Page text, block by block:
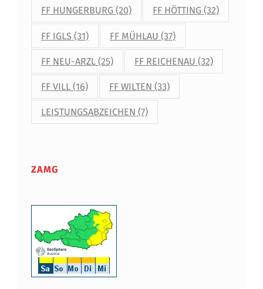
FF HUNGERBURG(20) FF HÖTTING (32)
FF IGLS (31) FF MÜHLAU (37)
FF NEU-ARZL(25) FF REICHENAU (32)
FF VILL(16) FF WILTEN (33)
LEISTUNGSABZEICHEN (7)
ZAMG